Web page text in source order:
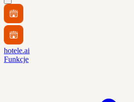
hotele.ai
Funkcje